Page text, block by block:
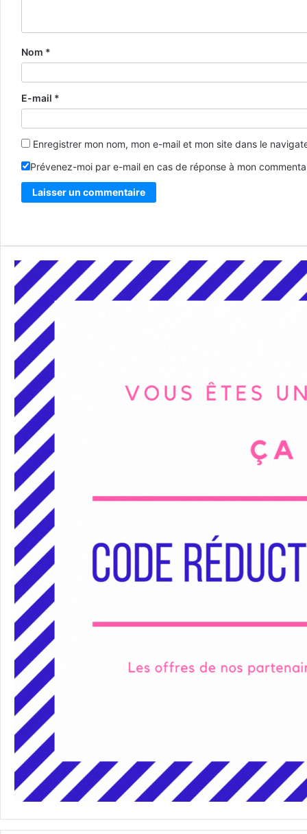
Nom *
E-mail *
Enregistrer mon nom, mon e-mail et mon site dans le
Prévenez-moi par e-mail en cas de réponse à mon